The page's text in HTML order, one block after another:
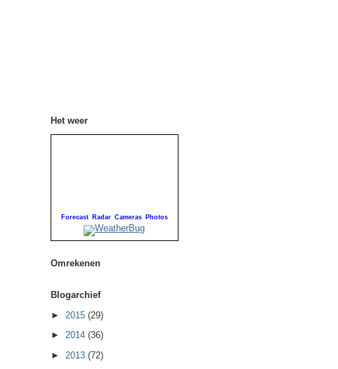
Het weer
Forecast Radar Cameras Photos
Omrekenen
Blogarchief
► 2015 (29)
► 2014 (36)
► 2013 (72)